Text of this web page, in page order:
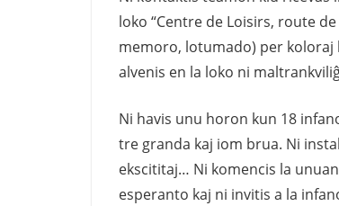
loko “Centre de Loisirs, route
memoro, lotumado) per
alvenis en la loko ni
Ni havis unu horon kun 18
tre granda kaj iom brua. Ni
ekscititaj… Ni komencis la
esperanto kaj ni invitis a la